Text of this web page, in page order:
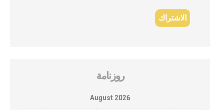
روزنامة
August 2026